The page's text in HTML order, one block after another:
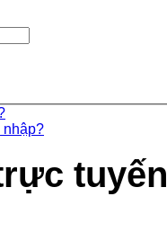
nhập?
tuyến